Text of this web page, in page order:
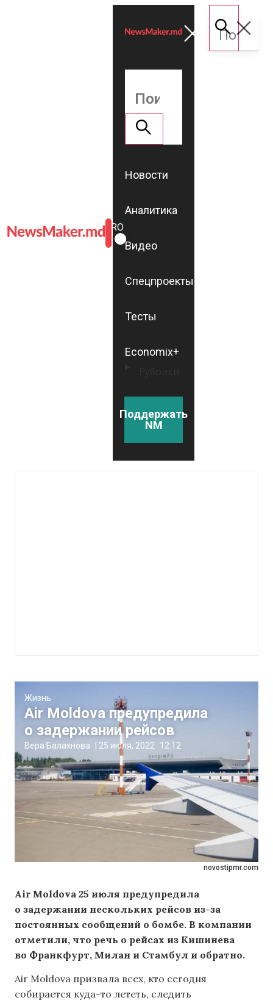
ROMÂNĂ
RU
Новости
Аналитика
Видео
Спецпроекты
Тесты
Economix+
Поддержать
NM
novostipmr.com
Жизнь
Air Moldova предупредила
о задержании рейсов
Вера Балахнова 25 июля, 2022 12:12
Air Moldova 25 июля предупредила
о задержании нескольких рейсов из-за
постоянных сообщений о бомбе. В компании
отметили, что речь о рейсах из Кишинева
во Франкфурт, Милан и Стамбул и обратно.
Air Moldova призвала всех, кто сегодня
собирается куда-то лететь, следить